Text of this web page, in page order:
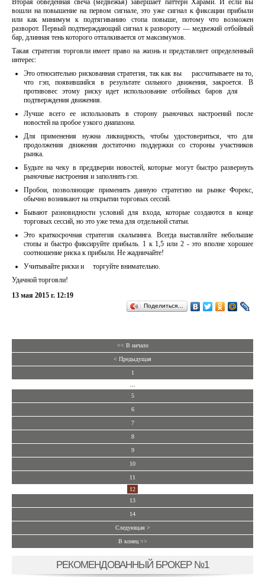
Вторая обведенная свеча (медвежья) завершает паттерн Харами. И если вы
вошли на повышение на первом сигнале, это уже сигнал к фиксации прибыли
или как минимум к подтягиванию стопа повыше, потому что возможен
разворот. Первый подтверждающий сигнал к развороту — медвежий отбойный
бар, длинная тень которого отталкивается от максимумов.
Такая стратегия торговли имеет право на жизнь и представляет определенный
интерес:
Это относительно рискованная стратегия, так как вы рассчитываете на то,
что гэп, появившийся в результате сильного движения, закроется. В
противовес этому риску идет использование отбойных баров для
подтверждения движения.
Лучше всего ее использовать в сторону рыночных настроений после
новостей на пробое узкого диапазона.
Для применения нужна ликвидность, чтобы удостовериться, что для
продолжения движения достаточно поддержки со стороны участников
рынка.
Будьте на чеку в преддверии новостей, которые могут быстро развернуть
рыночные настроения и заполнить гэп.
Пробои, позволяющие применить данную стратегию на рынке Форекс,
обычно возникают на открытии торговых сессий.
Бывают разновидности условий для входа, которые создаются в конце
торговых сессий, но это уже тема для отдельной статьи.
Это краткосрочная стратегия скальпинга. Всегда выставляйте небольшие
стопы и быстро фиксируйте прибыль. 1 к 1,5 или 2 - это вполне хорошее
соотношение риска к прибыли. Не жадничайте!
Учитывайте риски и торгуйте внимательно.
Удачной торговли!
13 мая 2015 г. 12:19
Поделиться…
<< В начало
< Предыдущая
1
5
6
7
8
9
10
11
12
13
14
Следующая >
В конец >>
РЕКОМЕНДОВАННЫЙ БРОКЕР №1